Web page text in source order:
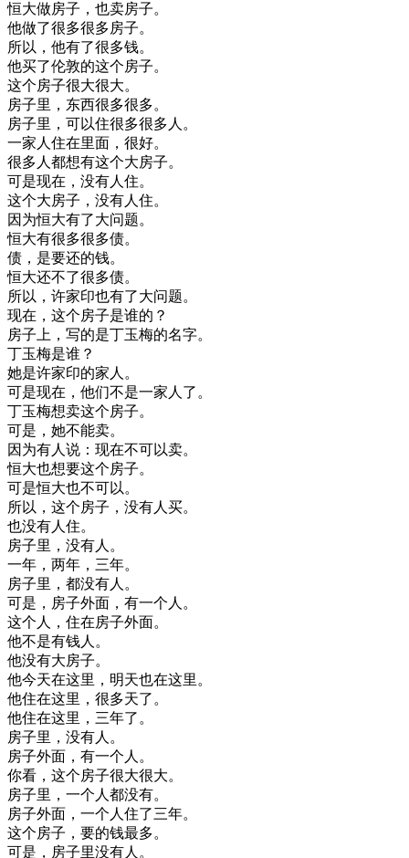
恒大做房子 ， 也卖房子。
他做了很多很多房子。
所以 ， 他有了很多钱。
他买了伦敦的这个房子。
这个房子很大很大。
房子里 ， 东西很多很多。
房子里 ， 可以住很多很多人。
一家人住在里面 ， 很好。
很多人都想有这个大房子。
可是现在 ， 没有人住。
这个大房子 ， 没有人住。
因为恒大有了大问题。
恒大有很多很多债。
债 ， 是要还的钱。
恒大还不了很多债。
所以 ， 许家印也有了大问题。
现在 ， 这个房子是谁的 ？
房子上 ， 写的是丁玉梅的名字。
丁玉梅是谁 ？
她是许家印的家人。
可是现在 ， 他们不是一家人了。
丁玉梅想卖这个房子。
可是 ， 她不能卖。
因为有人说 ： 现在不可以卖。
恒大也想要这个房子。
可是恒大也不可以。
所以 ， 这个房子 ， 没有人买。
也没有人住。
房子里 ， 没有人。
一年 ， 两年 ， 三年。
房子里 ， 都没有人。
可是 ， 房子外面 ， 有一个人。
这个人 ， 住在房子外面。
他不是有钱人。
他没有大房子。
他今天在这里 ， 明天也在这里。
他住在这里 ， 很多天了。
他住在这里 ， 三年了。
房子里 ， 没有人。
房子外面 ， 有一个人。
你看 ， 这个房子很大很大。
房子里 ， 一个人都没有。
房子外面 ， 一个人住了三年。
这个房子 ， 要的钱最多。
可是 ， 房子里没有人。